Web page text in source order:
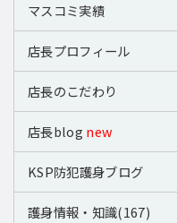
マスコミ実績
店長プロフィール
店長のこだわり
店長blog new
KSP防犯護身ブログ
護身情報・知識(167)